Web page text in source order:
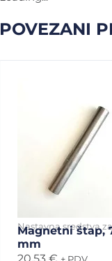
POVEZANI
Nastavna sredstva
Magnetni štap,
mm